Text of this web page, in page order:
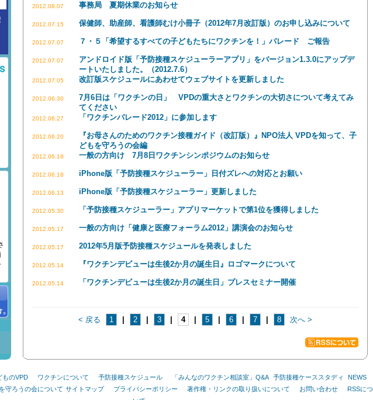
2012.08.07 事務局 夏期休業のお知らせ
2012.07.15 保健師、助産師、看護師むけ小冊子（2012年7月改訂版）のお申し込みについて
2012.07.07 ７・５「希望するすべての子どもたちにワクチンを！」パレード ご報告
2012.07.07
アンドロイド版「予防接種スケジューラーアプリ」をバージョン1.3.0にアップデ
ートいたしました。（2012.7.6）
2012.07.05 改訂版スケジュールにあわせてウェブサイトを更新しました
2012.06.30
7月6日は「ワクチンの日」 VPDの重大さとワクチンの大切さについて考えてみ
てください
2012.06.27 「ワクチンパレード2012」に参加します
2012.06.20
『お母さんのためのワクチン接種ガイド（改訂版）』NPO法人 VPDを知って、子
どもを守ろうの会編
2012.06.18 一般の方向け 7月8日ワクチンシンポジウムのお知らせ
2012.06.18 iPhone版「予防接種スケジューラー」日付ズレへの対応とお願い
2012.06.13 iPhone版「予防接種スケジューラー」更新しました
2012.05.30 「予防接種スケジューラー」アプリマーケットで第1位を獲得しました
2012.05.17 一般の方向け「健康と医療フォーラム2012」講演会のお知らせ
2012.05.17 2012年5月版予防接種スケジュールを発表しました
2012.05.14 『ワクチンデビューは生後2か月の誕生日』ロゴマークについて
2012.05.14 「ワクチンデビューは生後2か月の誕生日」プレスセミナー開催
< 戻る 1 2 3 4 5 6 7 8 次へ >
ものVPD ワクチンについて 予防接種スケジュール 「みんなのワクチン相談室」Q&A 予防接種ケーススタディ
NEWS
守ろうの会について サイトマップ プライバシーポリシー 著作権・リンクの取り扱いについて お問い合わせ
RSSにつ